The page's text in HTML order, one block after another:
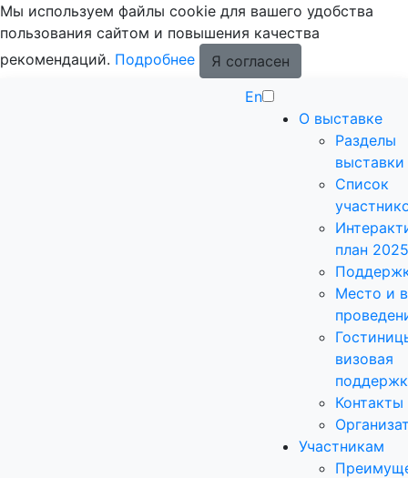
Мы используем файлы cookie для вашего удобства
пользования сайтом и повышения качества
рекомендаций. Подробнее
Я согласен
En
О выставке
Разделы
выставки
Список
план 2025
Место и
визовая
Контакты
Участникам